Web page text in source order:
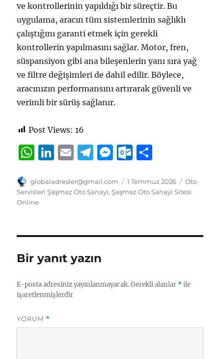
ve kontrollerinin yapıldığı bir süreçtir. Bu
uygulama, aracın tüm sistemlerinin sağlıklı
çalıştığını garanti etmek için gerekli
kontrollerin yapılmasını sağlar. Motor, fren,
süspansiyon gibi ana bileşenlerin yanı sıra yağ
ve filtre değişimleri de dahil edilir. Böylece,
aracınızın performansını artırarak güvenli ve
verimli bir sürüş sağlanır.
Post Views: 16
W
at
s
p
Li
k
e
I
E
ai
l
T
e
g
a
M
ss
e
g
O
tl
o
k.
m
a
re
Yazar
globaladresler@gmail.com
Yayın
tarihi
1 Temmuz 2026
Oto
Servisleri Şaşmaz Oto Sanayi,Şaşmaz Oto Sanayi Sitesi
Online
Bir yanıt yazın
E-posta adresiniz yayınlanmayacak. Gerekli alanlar *ile
işaretlenmişlerdir
YORUM *